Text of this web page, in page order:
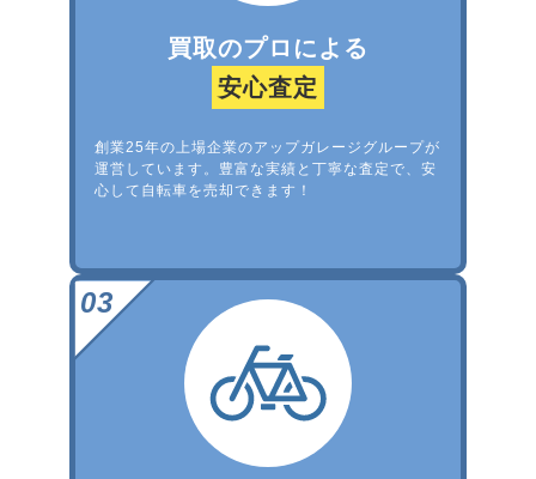
買取のプロによる
安心査定
創業25年の上場企業のアップガレージグループが
運営しています。豊富な実績と丁寧な査定で、安
心して自転車を売却できます！